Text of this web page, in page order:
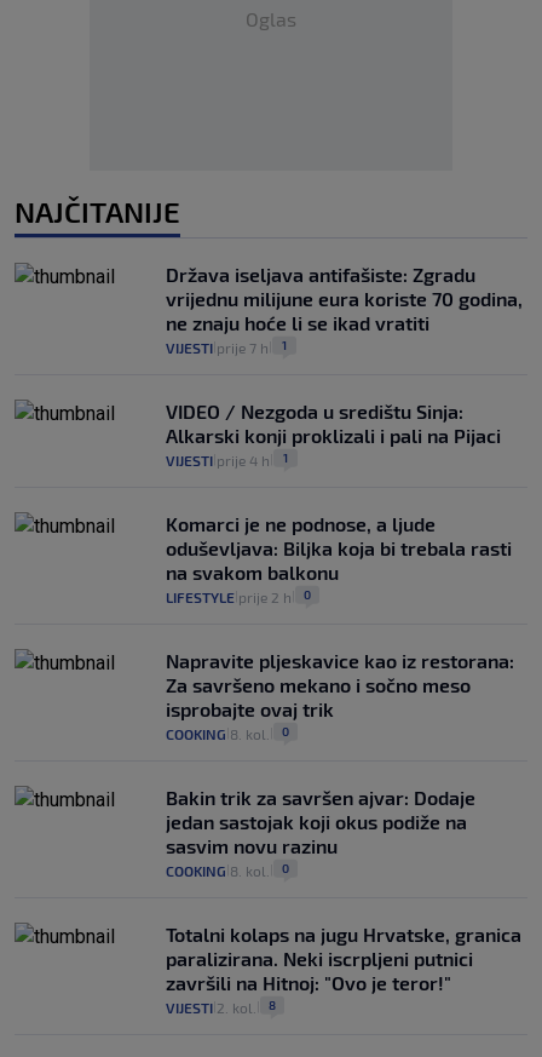
Oglas
NAJČITANIJE
Država iseljava antifašiste: Zgradu
vrijednu milijune eura koriste 70 godina,
ne znaju hoće li se ikad vratiti
VIJESTI prije 7 h 1
VIDEO / Nezgoda u središtu Sinja:
Alkarski konji proklizali i pali na Pijaci
VIJESTI prije 4 h 1
Komarci je ne podnose, a ljude
oduševljava: Biljka koja bi trebala rasti
na svakom balkonu
LIFESTYLE prije 2 h 0
Napravite pljeskavice kao iz restorana:
Za savršeno mekano i sočno meso
isprobajte ovaj trik
COOKING 8. kol. 0
Bakin trik za savršen ajvar: Dodaje
jedan sastojak koji okus podiže na
sasvim novu razinu
COOKING 8. kol. 0
Totalni kolaps na jugu Hrvatske, granica
paralizirana. Neki iscrpljeni putnici
završili na Hitnoj: "Ovo je teror!"
VIJESTI 2. kol. 8